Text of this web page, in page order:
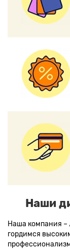
Наши
Наша компания –
гордимся